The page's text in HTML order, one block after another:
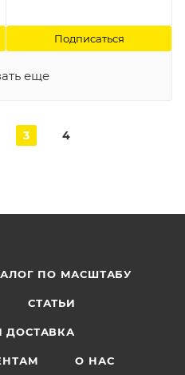
Подписаться
еще
3 4
ПО МАСШТАБУ
СТАТЬИ
ДОСТАВКА
О НАС